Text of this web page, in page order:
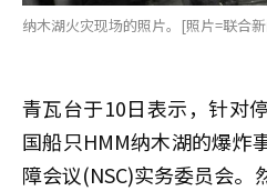
纳木湖火灾现场的照片。[照片=联合
青瓦台于10日表示，针对
国船只HMM纳木湖的爆炸
障会议(NSC)实务委员会。